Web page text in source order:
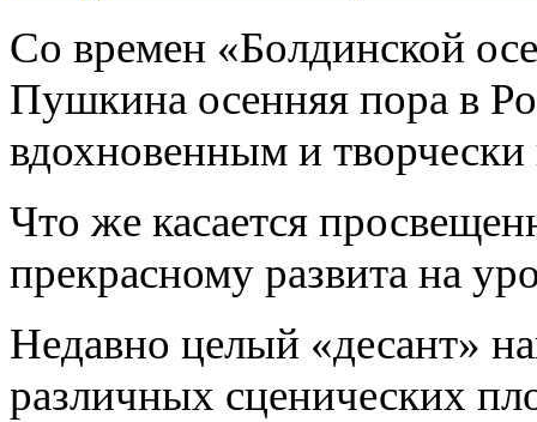
Со времен «Болдинской
Пушкина осенняя пора в
вдохновенным и
Что же касается
прекрасному развита на
Недавно целый «десант»
различных сценических